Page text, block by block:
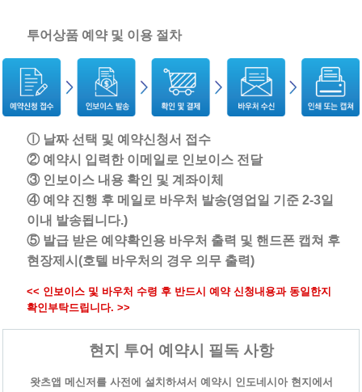
투어상품 예약 및 이용 절차
ⓛ 날짜 선택 및 예약신청서 접수
② 예약시 입력한 이메일로 인보이스 전달
③ 인보이스 내용 확인 및 계좌이체
④ 예약 진행 후 메일로 바우처 발송(영업일 기준 2-3일
이내 발송됩니다.)
⑤ 발급 받은 예약확인용 바우처 출력 및 핸드폰 캡쳐 후
현장제시(호텔 바우처의 경우 의무 출력)
<< 인보이스 및 바우처 수령 후 반드시 예약 신청내용과 동일한지
확인부탁드립니다. >>
현지 투어 예약시 필독 사항
왓츠앱 메신저를 사전에 설치하셔서 예약시 인도네시아 현지에서